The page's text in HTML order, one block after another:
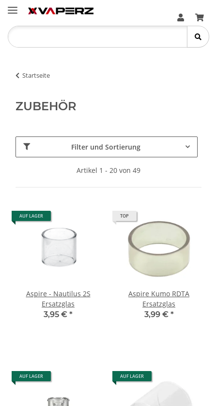
Startseite
ZUBEHÖR
Filter und Sortierung
Artikel 1 - 20 von 49
AUF LAGER
Aspire - Nautilus 2S
Ersatzglas
3,95 € *
TOP
Aspire Kumo RDTA
Ersatzglas
3,99 € *
AUF LAGER AUF LAGER